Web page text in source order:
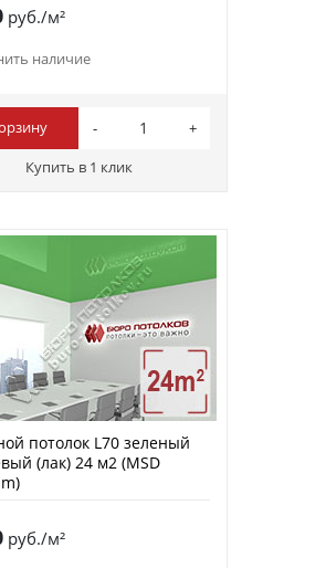
руб./м²
наличие
Купить в 1 клик
потолок L70 зеленый
(лак) 24 м2 (MSD
руб./м²